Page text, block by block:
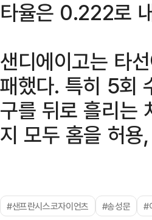
타율은 0.222로
샌디에이고는 타
패했다. 특히 5회
구를 뒤로 흘리는
지 모두 홈을 허
#샌프란시스코자이언츠 #송성문 #